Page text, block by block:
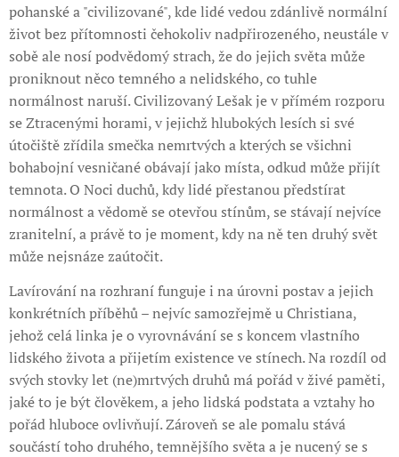
pohanské a "civilizované", kde lidé vedou zdánlivě normální
život bez přítomnosti čehokoliv nadpřirozeného, neustále v
sobě ale nosí podvědomý strach, že do jejich světa může
proniknout něco temného a nelidského, co tuhle
normálnost naruší. Civilizovaný Lešak je v přímém rozporu
se Ztracenými horami, v jejichž hlubokých lesích si své
útočiště zřídila smečka nemrtvých a kterých se všichni
bohabojní vesničané obávají jako místa, odkud může přijít
temnota. O Noci duchů, kdy lidé přestanou předstírat
normálnost a vědomě se otevřou stínům, se stávají nejvíce
zranitelní, a právě to je moment, kdy na ně ten druhý svět
může nejsnáze zaútočit.
Lavírování na rozhraní funguje i na úrovni postav a jejich
konkrétních příběhů – nejvíc samozřejmě u Christiana,
jehož celá linka je o vyrovnávání se s koncem vlastního
lidského života a přijetím existence ve stínech. Na rozdíl od
svých stovky let (ne)mrtvých druhů má pořád v živé paměti,
jaké to je být člověkem, a jeho lidská podstata a vztahy ho
pořád hluboce ovlivňují. Zároveň se ale pomalu stává
součástí toho druhého, temnějšího světa a je nucený se s